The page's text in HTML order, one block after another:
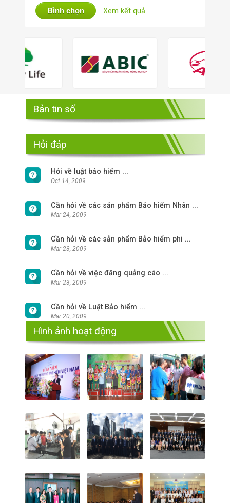
Bình chọn Xem kết quả
Bản tin số
Hỏi đáp
Hỏi về luật bảo hiểm ...
Oct 14, 2009
Cần hỏi về các sản phẩm Bảo hiểm Nhân ...
Mar 24, 2009
Cần hỏi về các sản phẩm Bảo hiểm phi ...
Mar 23, 2009
Cần hỏi về việc đăng quảng cáo ...
Mar 23, 2009
Cần hỏi về Luật Bảo hiểm ...
Mar 20, 2009
Hình ảnh hoạt động